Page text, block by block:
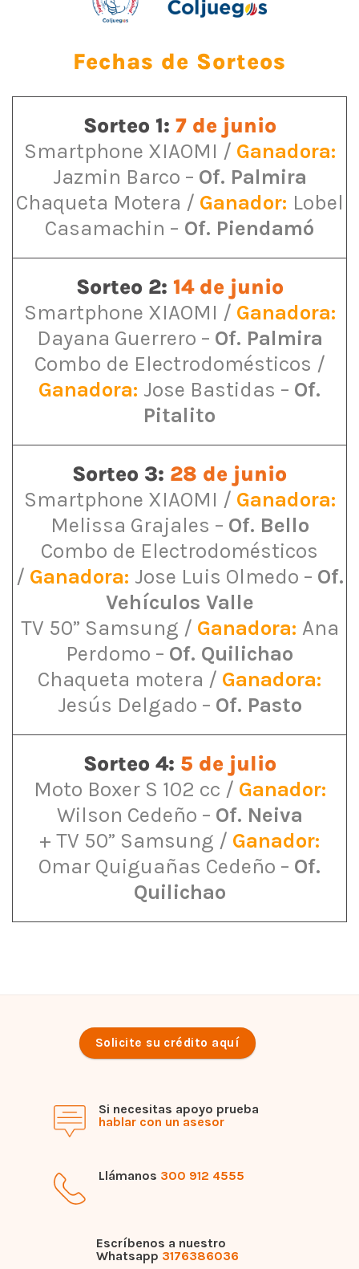
Fechas de Sorteos
Sorteo 1: 7 de junio
Smartphone XIAOMI / Ganadora:
Jazmin Barco – Of. Palmira
Chaqueta Motera / Ganador: Lobel
Casamachin – Of. Piendamó
Sorteo 2: 14 de junio
Smartphone XIAOMI / Ganadora:
Dayana Guerrero – Of. Palmira
Combo de Electrodomésticos /
Ganadora: Jose Bastidas – Of.
Pitalito
Sorteo 3: 28 de junio
Smartphone XIAOMI / Ganadora:
Melissa Grajales – Of. Bello
Combo de Electrodomésticos
/ Ganadora: Jose Luis Olmedo – Of.
Vehículos Valle
TV 50” Samsung / Ganadora: Ana
Perdomo – Of. Quilichao
Chaqueta motera / Ganadora:
Jesús Delgado – Of. Pasto
Sorteo 4: 5 de julio
Moto Boxer S 102 cc / Ganador:
Wilson Cedeño – Of. Neiva
+ TV 50” Samsung / Ganador:
Omar Quiguañas Cedeño – Of.
Quilichao
Solicite su crédito aquí
Si necesitas apoyo prueba
hablar con un asesor
Llámanos 300 912 4555
Escríbenos a nuestro
Whatsapp 3176386036